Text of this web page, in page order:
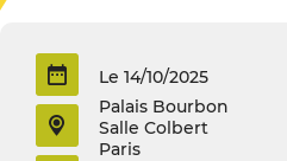
Le 14/10/2025
Palais Bourbon
Salle Colbert
Paris